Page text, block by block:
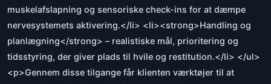
muskelafslapning og sensoriske check-ins for at dæmpe
nervesystemets aktivering.</li> <li><strong>Handling og
planlægning</strong> – realistiske mål, prioritering og
tidsstyring, der giver plads til hvile og restitution.</li> </ul>
<p>Gennem disse tilgange får klienten værktøjer til at